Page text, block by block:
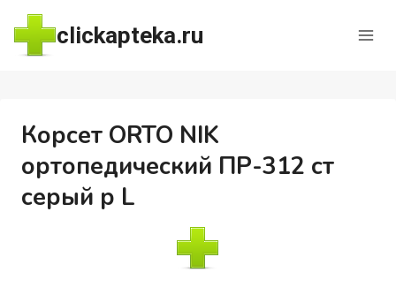
Перейти
содержимому
clickapteka.ru
Корсет ORTO NIK
ортопедический ПР-312 ст
серый р L